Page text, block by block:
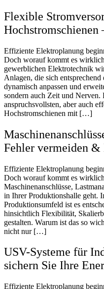
Flexible
Effiziente Elektroplanung
Doch worauf kommt es
gewerblichen Elektrotechnik
Anlagen, die sich
dynamisch anpassen und
sondern auch Zeit und Nerven.
anspruchsvollsten, aber auch
Hochstromschienen mit […]
Fehler vermeiden
Effiziente Elektroplanung
Doch worauf kommt es
Maschinenanschlüsse,
in Ihrer Produktionshalle geht.
Produktionsumfeld ist es
hinsichtlich Flexibilität,
gestalten. Warum ist das so
nicht nur […]
USV-Systeme für
sichern Sie Ihre
Effiziente Elektroplanung